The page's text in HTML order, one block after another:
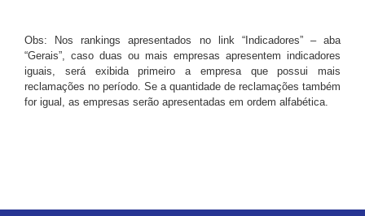
Obs: Nos rankings apresentados no link “Indicadores” – aba
“Gerais”, caso duas ou mais empresas apresentem indicadores
iguais, será exibida primeiro a empresa que possui mais
reclamações no período. Se a quantidade de reclamações também
for igual, as empresas serão apresentadas em ordem alfabética.